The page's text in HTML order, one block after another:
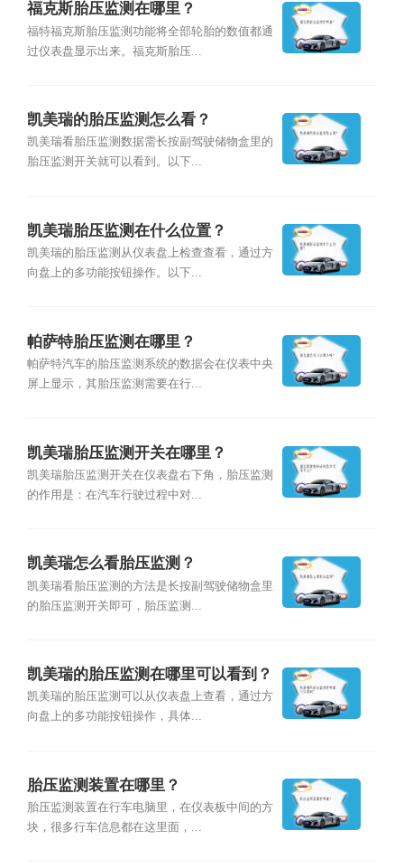
福克斯胎压监测在哪里？
福特福克斯胎压监测功能将全部轮胎的数值都通
过仪表盘显示出来。福克斯胎压...
凯美瑞的胎压监测怎么看？
凯美瑞看胎压监测数据需长按副驾驶储物盒里的
胎压监测开关就可以看到。以下...
凯美瑞胎压监测在什么位置？
凯美瑞的胎压监测从仪表盘上检查查看，通过方
向盘上的多功能按钮操作。以下...
帕萨特胎压监测在哪里？
帕萨特汽车的胎压监测系统的数据会在仪表中央
屏上显示，其胎压监测需要在行...
凯美瑞胎压监测开关在哪里？
凯美瑞胎压监测开关在仪表盘右下角，胎压监测
的作用是：在汽车行驶过程中对...
凯美瑞怎么看胎压监测？
凯美瑞看胎压监测的方法是长按副驾驶储物盒里
的胎压监测开关即可，胎压监测...
凯美瑞的胎压监测在哪里可以看到？
凯美瑞的胎压监测可以从仪表盘上查看，通过方
向盘上的多功能按钮操作，具体...
胎压监测装置在哪里？
胎压监测装置在行车电脑里，在仪表板中间的方
块，很多行车信息都在这里面，...